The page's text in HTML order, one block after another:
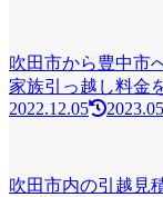
吹田市から豊中市
家族引っ越し料金
2022.12.05
吹田市内の引越見